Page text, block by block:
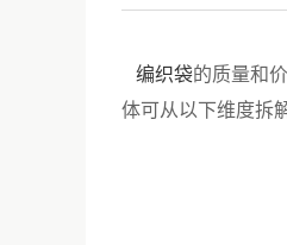
编织袋的质量和
体可从以下维度拆解